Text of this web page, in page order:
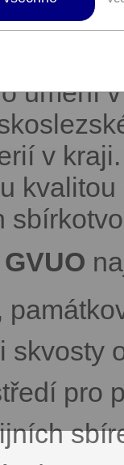
umění
v
GVUO
skvosty
pro